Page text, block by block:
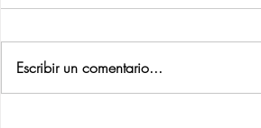
Escribir un comentario...